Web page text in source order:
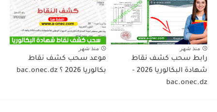
منذ شهر
رابط سحب كشف نقاط
شهادة البكالوريا 2026 -
bac.onec.dz
منذ شهر
موعد سحب كشف نقاط
بكالوريا 2026 ؟ bac.onec.dz